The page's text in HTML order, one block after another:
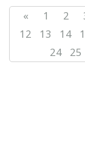
« 1 2
12
13 14
24
25